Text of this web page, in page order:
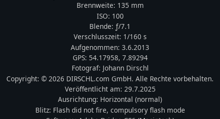
Brennweite: 135 mm
ISO: 100
Blende: ƒ/7.1
Verschlusszeit: 1/160 s
Aufgenommen: 3.6.2013
GPS: 54.17958, 7.89294
Fotograf: Johann Dirschl
Copyright: © 2026 DIRSCHL.com GmbH. Alle Rechte vorbehalten.
Veröffentlicht am: 29.7.2025
Ausrichtung: Horizontal (normal)
Blitz: Flash did not fire, compulsory flash mode